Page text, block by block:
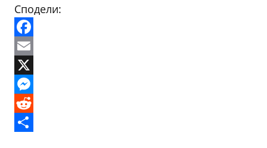
Сподели:
Facebook
Email
X
Messenger
Reddit